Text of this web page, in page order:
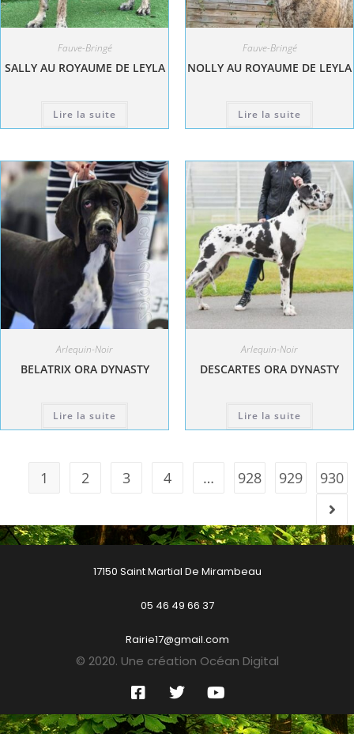
Fauve-Bringé
SALLY AU ROYAUME DE LEYLA
Lire la suite
Fauve-Bringé
NOLLY AU ROYAUME DE LEYLA
Lire la suite
Arlequin-Noir
BELATRIX ORA DYNASTY
Lire la suite
Arlequin-Noir
DESCARTES ORA DYNASTY
Lire la suite
1 2 3 4 … 928 929 930
17150 Saint Martial De Mirambeau
05 46 49 66 37
Rairie17@gmail.com
© 2020. Une création Océan Digital